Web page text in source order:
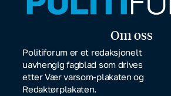
Om oss
Politiforum er et redaksjonelt
uavhengig fagblad som drives
etter Vær varsom-plakaten og
Redaktørplakaten.